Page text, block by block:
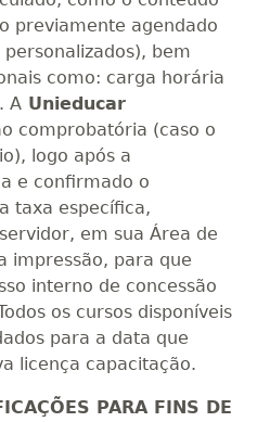
previamente agendado
bem
como: carga horária
A Unieducar
comprobatória (caso o
logo após a
e confirmado o
taxa específica,
em sua Área de
impressão, para que
interno de concessão
os cursos disponíveis
para a data que
licença capacitação.
PARA FINS DE